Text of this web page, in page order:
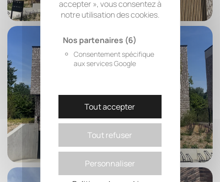
accepter », vous consentez à
notre utilisation des cookies.
Nos partenaires (6)
Consentement spécifique
aux services Google
Tout accepter
Tout refuser
Personnaliser